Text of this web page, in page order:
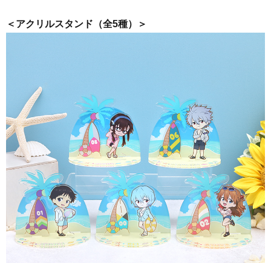
＜ アクリルスタンド（全5種）＞